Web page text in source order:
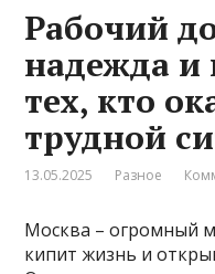
Рабочий
надежда и
тех, кто
трудной
13.05.2025 Разное
Москва – огромный
кипит жизнь и